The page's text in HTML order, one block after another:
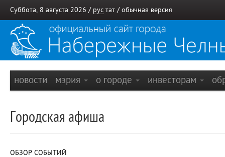
Суббота, 8 августа 2026 / рус тат / обычная версия
новости мэрия о городе инвесторам
Городская афиша
ОБЗОР СОБЫТИЙ